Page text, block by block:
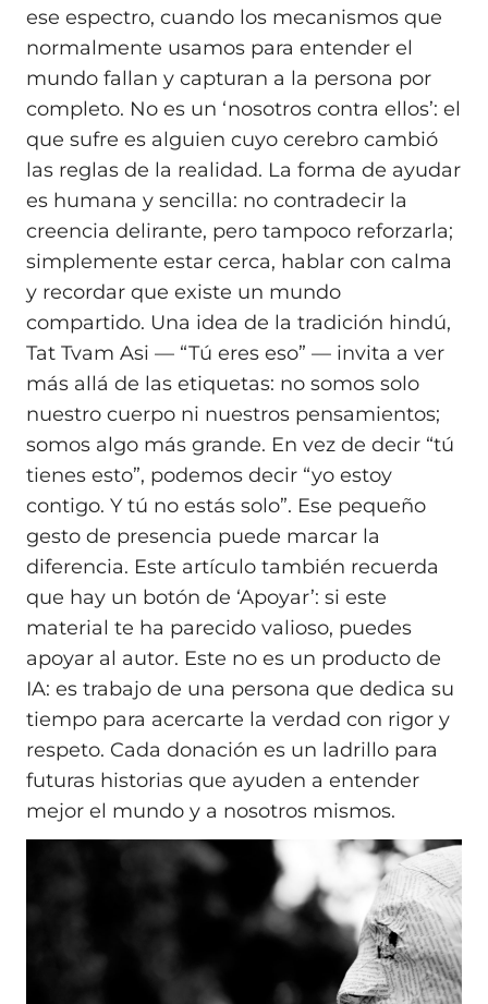
ese espectro, cuando los mecanismos que
normalmente usamos para entender el
mundo fallan y capturan a la persona por
completo. No es un ‘nosotros contra ellos’: el
que sufre es alguien cuyo cerebro cambió
las reglas de la realidad. La forma de ayudar
es humana y sencilla: no contradecir la
creencia delirante, pero tampoco reforzarla;
simplemente estar cerca, hablar con calma
y recordar que existe un mundo
compartido. Una idea de la tradición hindú,
Tat Tvam Asi — “Tú eres eso” — invita a ver
más allá de las etiquetas: no somos solo
nuestro cuerpo ni nuestros pensamientos;
somos algo más grande. En vez de decir “tú
tienes esto”, podemos decir “yo estoy
contigo. Y tú no estás solo”. Ese pequeño
gesto de presencia puede marcar la
diferencia. Este artículo también recuerda
que hay un botón de ‘Apoyar’: si este
material te ha parecido valioso, puedes
apoyar al autor. Este no es un producto de
IA: es trabajo de una persona que dedica su
tiempo para acercarte la verdad con rigor y
respeto. Cada donación es un ladrillo para
futuras historias que ayuden a entender
mejor el mundo y a nosotros mismos.